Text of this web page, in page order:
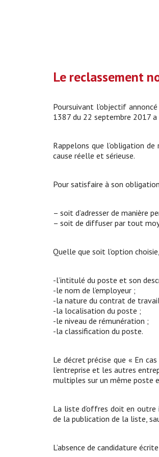
Le reclassement
Poursuivant l’objectif
1387 du 22 septembre 2017
Rappelons que l’obligation
cause réelle et sérieuse.
Pour satisfaire à son
– soit d’adresser de manière
– soit de diffuser par tout
Quelle que soit l’option
-l’intitulé du poste et son
-le nom de l’employeur ;
-la nature du contrat de
-la localisation du poste ;
-le niveau de rémunération ;
-la classification du poste.
Le décret précise que « En
l’entreprise et les autres
multiples sur un même poste
La liste d’offres doit en outre
de la publication de la liste,
L’absence de candidature